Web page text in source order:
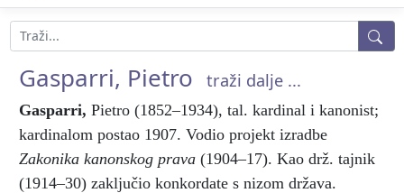
Gasparri, Pietro traži dalje ...
Gasparri, Pietro (1852–1934), tal. kardinal i kanonist;
kardinalom postao 1907. Vodio projekt izradbe
Zakonika kanonskog prava (1904–17). Kao drž. tajnik
(1914–30) zaključio konkordate s nizom država.